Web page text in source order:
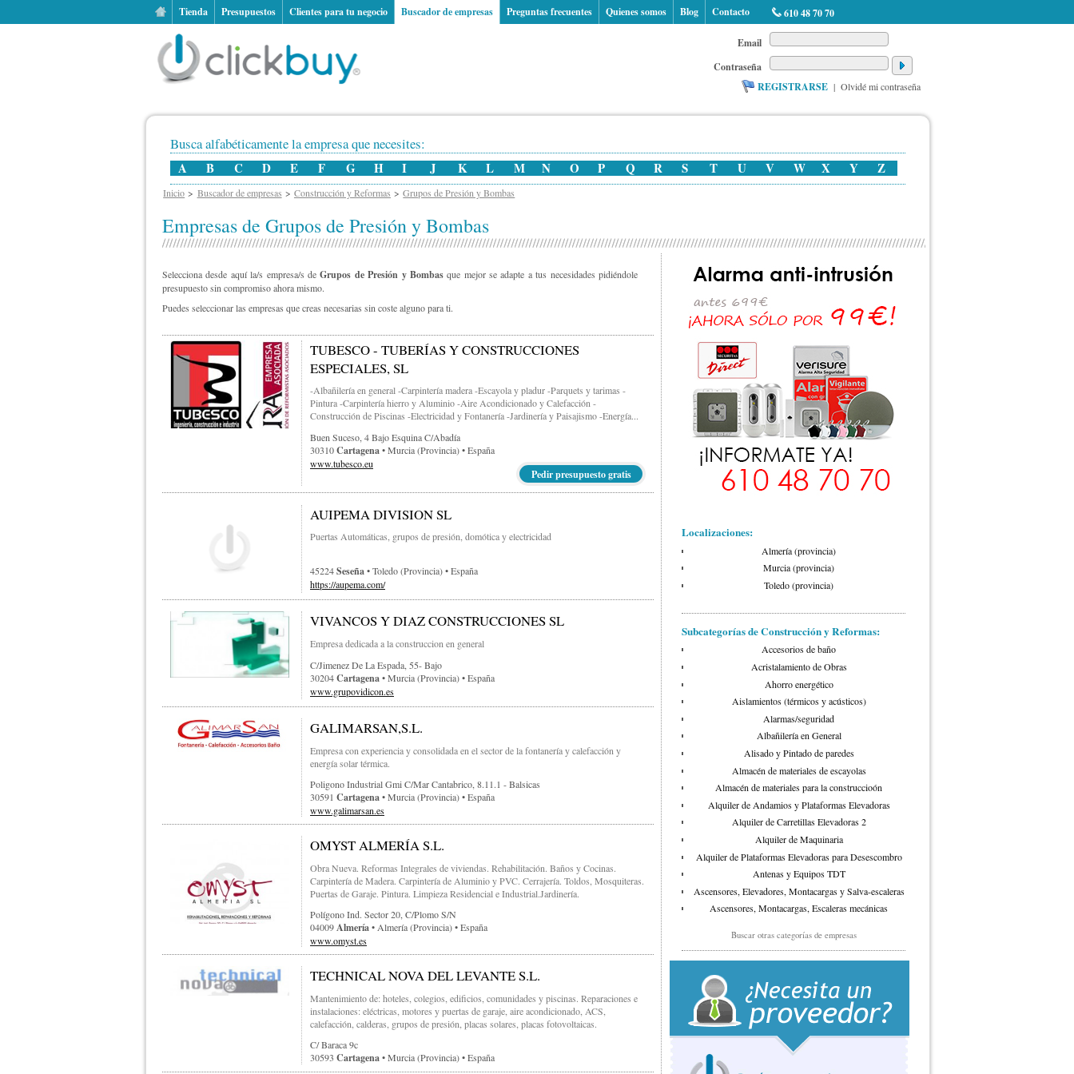
Tienda Presupuestos Clientes para tu negocio Buscador de empresas Preguntas frecuentes Quienes somos Blog Contacto 610 48 70 70
Email
Contraseña
REGISTRARSE | Olvidé mi contraseña
Busca alfabéticamente la empresa que necesites:
A B C D E F G H I J K L M N O P Q R S T U V W X Y Z
Inicio Buscador de empresas Construcción y Reformas Grupos de Presión y Bombas
Empresas de Grupos de Presión y Bombas
Selecciona desde aquí la/s empresa/s deGrupos de Presión y Bombasque mejor se adapte a tus necesidades pidiéndole
presupuesto sin compromiso ahora mismo.
Puedes seleccionar las empresas que creas necesarias sin coste alguno para ti.
TUBESCO - TUBERÍAS Y CONSTRUCCIONES
ESPECIALES, SL
-Albañilería en general -Carpintería madera -Escayola y pladur -Parquets y tarimas -
Pintura -Carpintería hierro y Aluminio -Aire Acondicionado y Calefacción -
Construcción de Piscinas -Electricidad y Fontanería -Jardinería y Paisajismo -Energía...
Buen Suceso, 4 Bajo Esquina C/abadía
30310Cartagena• Murcia (provincia) • España
www.tubesco.eu
Pedir presupuesto gratis
AUIPEMA DIVISION SL
Puertas Automáticas, grupos de presión, domótica y electricidad
45224Seseña• Toledo (provincia) • España
https://aupema.com/
VIVANCOS Y DIAZ CONSTRUCCIONES SL
Empresa dedicada a la construccion en general
C/jimenez De La Espada, 55- Bajo
30204Cartagena• Murcia (provincia) • España
www.grupovidicon.es
GALIMARSAN,S.L.
Empresa con experiencia y consolidada en el sector de la fontanería y calefacción y
energía solar térmica.
Poligono Industrial Gmi C/mar Cantabrico, 8.11.1 - Balsicas
30591 Cartagena• Murcia (provincia) • España
www.galimarsan.es
OMYST ALMERÍA S.L.
Obra Nueva. Reformas Integrales de viviendas. Rehabilitación. Baños y Cocinas.
Carpintería de Madera. Carpintería de Aluminio y PVC. Cerrajería. Toldos, Mosquiteras.
Puertas de Garaje. Pintura. Limpieza Residencial e Industrial.Jardinería.
Polígono Ind. Sector 20, C/plomo S/n
04009Almería• Almería (provincia) • España
www.omyst.es
TECHNICAL NOVA DEL LEVANTE S.L.
Mantenimiento de: hoteles, colegios, edificios, comunidades y piscinas. Reparaciones e
instalaciones: eléctricas, motores y puertas de garaje, aire acondicionado, ACS,
calefacción, calderas, grupos de presión, placas solares, placas fotovoltaicas.
C/ Baraca 9c
30593 Cartagena• Murcia (provincia) • España
Localizaciones:
Almería (provincia)
Murcia (provincia)
Toledo (provincia)
Subcategorías de Construcción y Reformas:
Accesorios de baño
Acristalamiento de Obras
Ahorro energético
Aislamientos (térmicos y acústicos)
Alarmas/seguridad
Albañilería en General
Alisado y Pintado de paredes
Almacén de materiales de escayolas
Almacén de materiales para la construccioón
Alquiler de Andamios y Plataformas Elevadoras
Alquiler de Carretillas Elevadoras 2
Alquiler de Maquinaria
Alquiler de Plataformas Elevadoras para Desescombro
Antenas y Equipos TDT
Ascensores, Elevadores, Montacargas y Salva-escaleras
Ascensores, Montacargas, Escaleras mecánicas
Azulejos, Plaqueta y Grés
Balaustradas
Barnizado y Lacado de madera (puertas y muebles)
Buzones
Cajas Fuertes
Calefacción / Aire acondicionado
Calefacción por suelo radiante eléctrico
Cambio y Reparación de Neumáticos 2
Buscar otras categorías de empresas